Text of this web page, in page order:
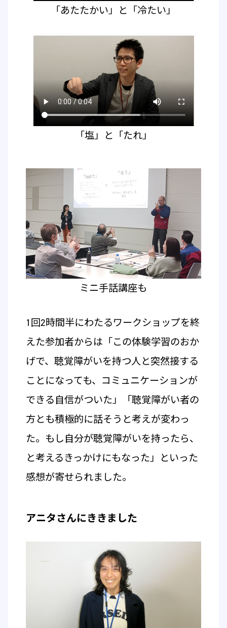
「あたたかい」と「冷たい」
「塩」と「たれ」
ミニ手話講座も
1回2時間半にわたるワークショップを終
えた参加者からは「この体験学習のおか
げで、聴覚障がいを持つ人と突然接する
ことになっても、コミュニケーションが
できる自信がついた」「聴覚障がい者の
方とも積極的に話そうと考えが変わっ
た。もし自分が聴覚障がいを持ったら、
と考えるきっかけにもなった」といった
感想が寄せられました。
アニタさんにききました